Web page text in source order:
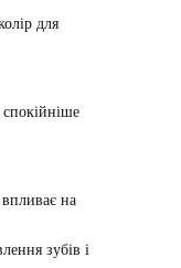
для
на
зубів і